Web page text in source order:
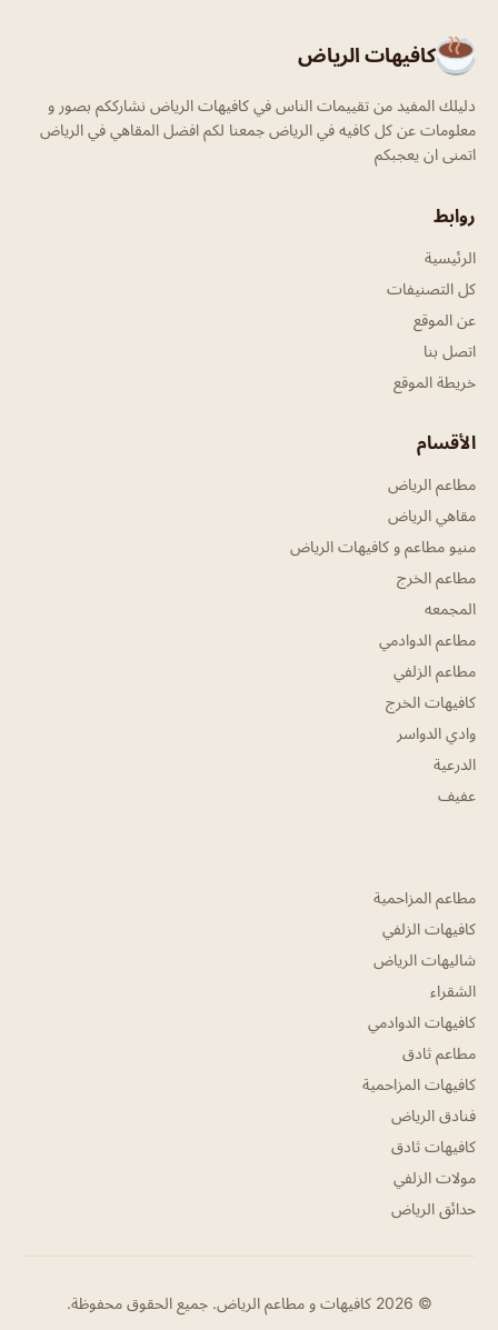
كافيهات الرياض
دليلك المفيد من تقييمات الناس في كافيهات الرياض نشارككم بصور و
معلومات عن كل كافيه في الرياض جمعنا لكم افضل المقاهي في الرياض
اتمنى ان يعجبكم
روابط
الرئيسية
كل التصنيفات
عن الموقع
اتصل بنا
خريطة الموقع
الأقسام
مطاعم الرياض
مقاهي الرياض
منيو مطاعم و كافيهات الرياض
مطاعم الخرج
المجمعه
مطاعم الدوادمي
مطاعم الزلفي
كافيهات الخرج
وادي الدواسر
الدرعية
عفيف
مطاعم المزاحمية
كافيهات الزلفي
شاليهات الرياض
الشقراء
كافيهات الدوادمي
مطاعم ثادق
كافيهات المزاحمية
فنادق الرياض
كافيهات ثادق
مولات الزلفي
حدائق الرياض
© 2026 كافيهات و مطاعم الرياض. جميع الحقوق محفوظة.